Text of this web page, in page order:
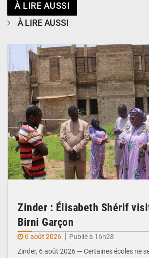
À LIRE AUSSI
À LIRE AUSSI
Zinder : Élisabeth Shérif
Birni Garçon
6 août 2026
Publié à 16h28
Zinder, 6 août 2026 — Certaines écoles ne